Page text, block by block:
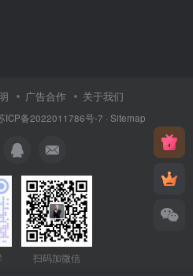
广告合作 关于我们
ICP备2022011786号-7 · Sitemap
扫码加微信